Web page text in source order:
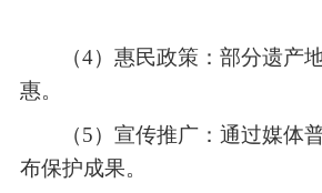
（4） 惠民政策：部分遗产
惠。
（5） 宣传推广：通过媒体
布保护成果。